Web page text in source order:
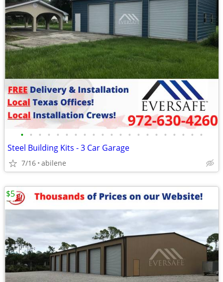
• • • • • • • • • • • • • • • • • • • • •
Steel Building Kits - 3 Car Garage
7/16 abilene
$5